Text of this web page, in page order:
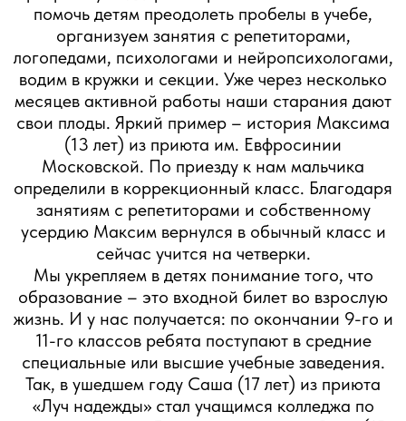
Путешествия и
развивающие
поездки
Вершина ярких впечатлений, конечно же, –
летние поездки к морю. Особенно для детей,
которые, как это часто бывает в наших